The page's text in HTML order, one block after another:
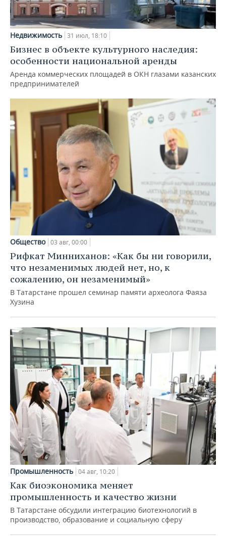
Недвижимость 31 июл, 18:10
Бизнес в объекте культурного наследия:
особенности национальной аренды
Аренда коммерческих площадей в ОКН глазами казанских
предпринимателей
Общество 03 авг, 00:00
Рифкат Минниханов: «Как бы ни говорили,
что незаменимых людей нет, но, к
сожалению, он незаменимый»
В Татарстане прошел семинар памяти археолога Фаяза
Хузина
Промышленность 04 авг, 10:20
Как биоэкономика меняет
промышленность и качество жизни
В Татарстане обсудили интеграцию биотехнологий в
производство, образование и социальную сферу